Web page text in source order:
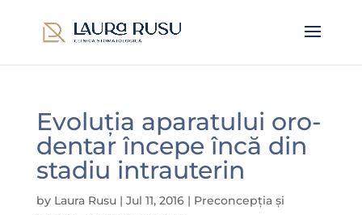
Evoluția aparatului oro-
dentar începe încă din
stadiu intrauterin
by Laura Rusu| Jul 11, 2016| Preconcepția și